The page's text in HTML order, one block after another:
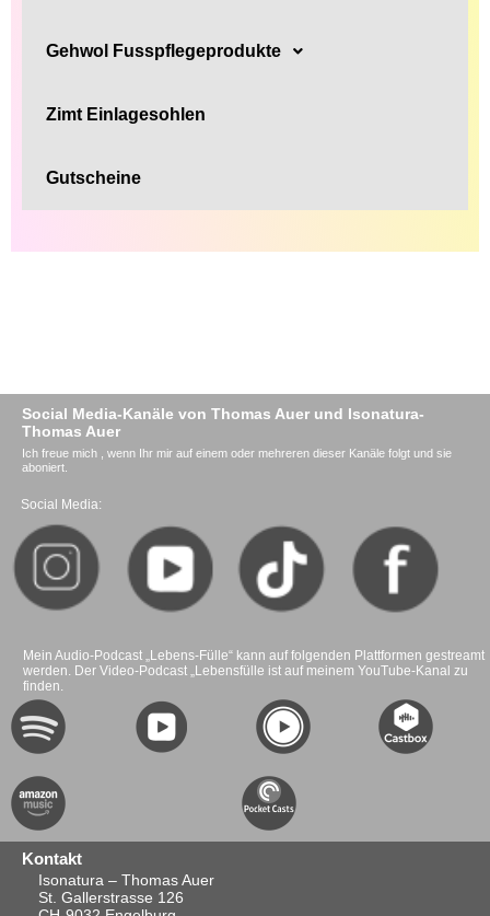
Gehwol Fusspflegeprodukte
Zimt Einlagesohlen
Gutscheine
Social Media-Kanäle von Thomas Auer und Isonatura-
Thomas Auer
Ich freue mich , wenn Ihr mir auf einem oder mehreren dieser Kanäle folgt und sie
aboniert.
Social Media:
Mein Audio-Podcast „Lebens-Fülle“ kann auf folgenden Plattformen gestreamt
werden. Der Video-Podcast „Lebensfülle ist auf meinem YouTube-Kanal zu
finden.
Kontakt
Isonatura – Thomas Auer
St. Gallerstrasse 126